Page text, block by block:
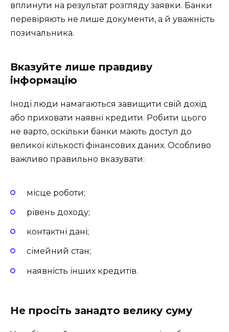
вплинути на результат розгляду заявки. Банки
перевіряють не лише документи, а й уважність
позичальника.
Вказуйте лише правдиву
інформацію
Іноді люди намагаються завищити свій дохід
або приховати наявні кредити. Робити цього
не варто, оскільки банки мають доступ до
великої кількості фінансових даних. Особливо
важливо правильно вказувати:
місце роботи;
рівень доходу;
контактні дані;
сімейний стан;
наявність інших кредитів.
Не просіть занадто велику суму